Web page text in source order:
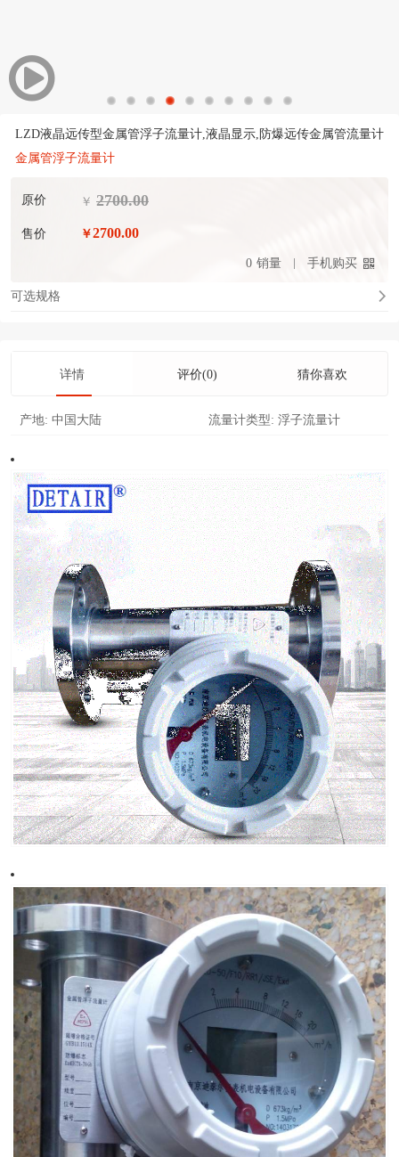
LZD液晶远传型金属管浮子流量计,液晶显示,防爆远传金属管流量计
金属管浮子流量计
原价 ￥ 2700.00
售价 ￥2700.00
0 销量 手机购买
可选规格
详情 评价(0) 猜你喜欢
产地: 中国大陆 流量计类型: 浮子流量计